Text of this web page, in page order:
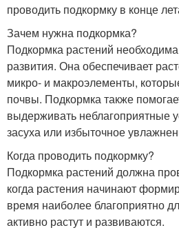
проводить подкормку в конце
Зачем нужна подкормка?
Подкормка растений
развития. Она обеспечивает
микро- и макроэлементы,
почвы. Подкормка также
выдерживать неблагоприятные
засуха или избыточное
Когда проводить подкормку?
Подкормка растений должна
когда растения начинают
время наиболее благоприятно
активно растут и развиваются.